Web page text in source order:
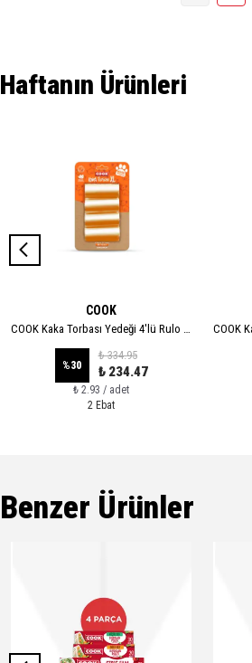
Haftanın Ürünleri
COOK
COOK Kaka Torbası Yedeği 4'lü Rulo - XL
%30
₺ 334.95
₺ 234.47
₺ 2.93 / adet
2 Ebat
Benzer Ürünler